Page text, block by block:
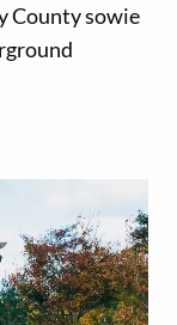
County sowie